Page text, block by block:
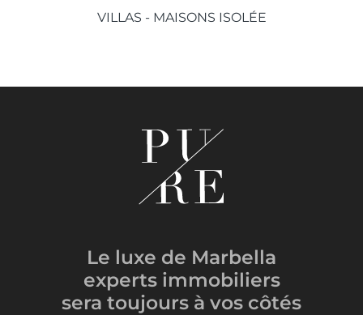
VILLAS - MAISONS ISOLÉE
Le luxe de Marbella
experts immobiliers
sera toujours à vos côtés